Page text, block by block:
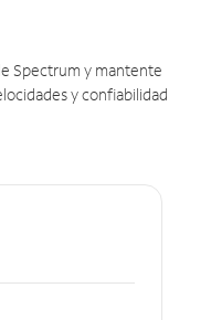
Spectrum y mantente
y confiabilidad